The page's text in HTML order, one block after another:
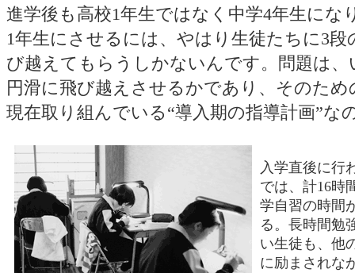
進学後も高校1年生ではなく中学4年生にな
1年生にさせるには、やはり生徒たちに3段
び越えてもらうしかないんです。問題は
円滑に飛び越えさせるかであり、そのため
現在取り組んでいる“導入期の指導計画”な
入学直後に行
では、計16時
学自習の時間
る。長時間勉
い生徒も、他
に励まされな